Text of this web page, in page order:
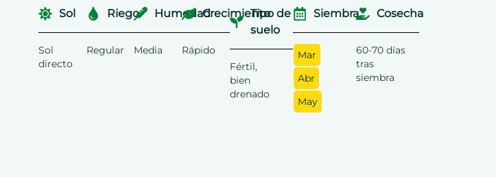
Sol
Sol
directo
Riego
Regular
Humedad
Media
Crecimiento
Rápido
Tipo de
suelo
Fértil,
bien
drenado
Siembra
Mar
Abr
May
Cosecha
60-70 días
tras
siembra